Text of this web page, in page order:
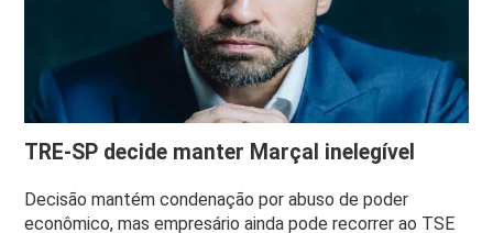
TRE-SP decide manter Marçal inelegível
Decisão mantém condenação por abuso de poder
econômico, mas empresário ainda pode recorrer ao TSE